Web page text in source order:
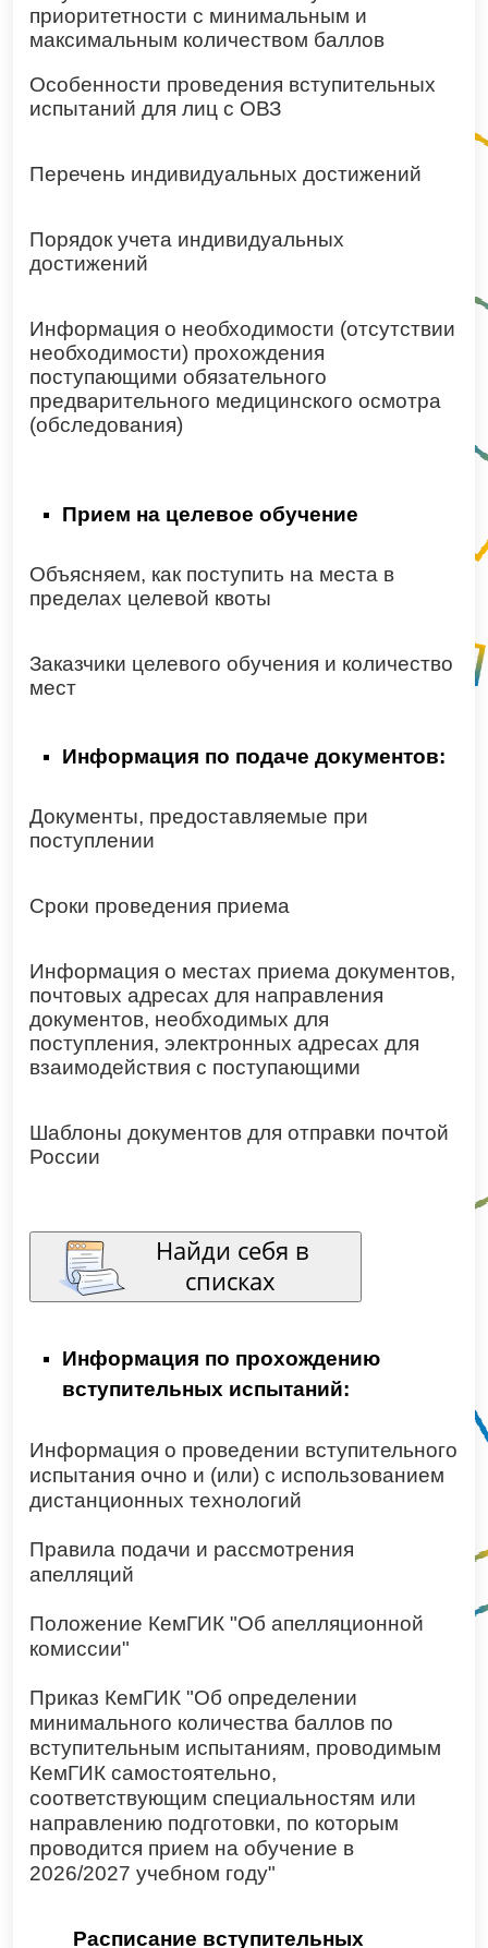
приоритетности с минимальным и
максимальным количеством баллов
Особенности проведения вступительных
испытаний для лиц с ОВЗ
Перечень индивидуальных достижений
Порядок учета индивидуальных
достижений
Информация о необходимости (отсутствии
необходимости) прохождения
поступающими обязательного
предварительного медицинского осмотра
(обследования)
Прием на целевое обучение
Объясняем, как поступить на места в
пределах целевой квоты
Заказчики целевого обучения и количество
мест
Информация по подаче документов:
Документы, предоставляемые при
поступлении
Сроки проведения приема
Информация о местах приема документов,
почтовых адресах для направления
документов, необходимых для
поступления, электронных адресах для
взаимодействия с поступающими
Шаблоны документов для отправки почтой
России
Информация по прохождению
вступительных испытаний:
Информация о проведении вступительного
испытания очно и (или) с использованием
дистанционных технологий
Правила подачи и рассмотрения
апелляций
Положение КемГИК "Об апелляционной
комиссии"
Приказ КемГИК "Об определении
минимального количества баллов по
вступительным испытаниям, проводимым
КемГИК самостоятельно,
соответствующим специальностям или
направлению подготовки, по которым
проводится прием на обучение в
2026/2027 учебном году"
Расписание вступительных